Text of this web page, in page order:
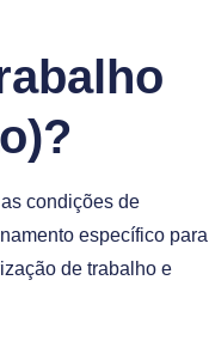
condições de
específico para
de trabalho e